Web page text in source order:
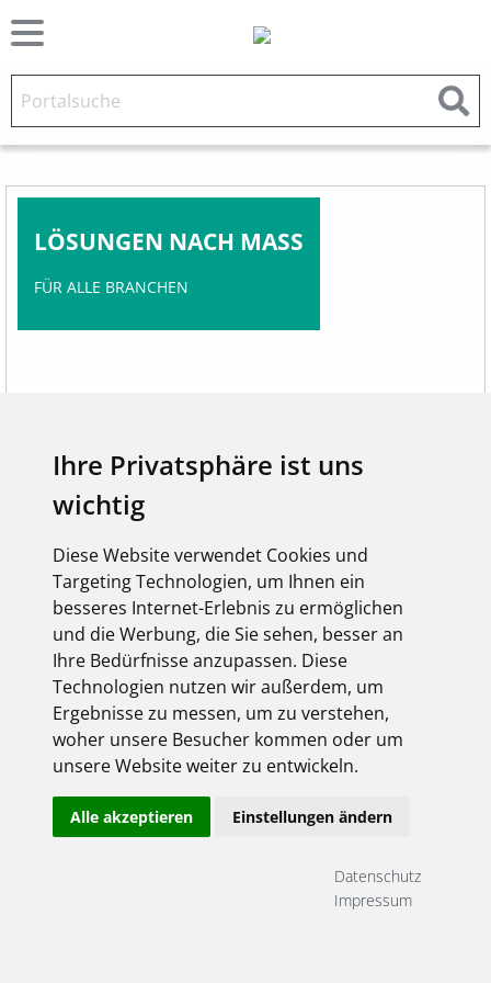
Ihre Privatsphäre ist uns
wichtig
Diese Website verwendet Cookies und
Targeting Technologien, um Ihnen ein
besseres Internet-Erlebnis zu ermöglichen
und die Werbung, die Sie sehen, besser an
Ihre Bedürfnisse anzupassen. Diese
Technologien nutzen wir außerdem, um
Ergebnisse zu messen, um zu verstehen,
woher unsere Besucher kommen oder um
unsere Website weiter zu entwickeln.
Alle akzeptieren Einstellungen ändern
Datenschutz
Impressum
LÖSUNGEN NACH MASS
FÜR ALLE BRANCHEN
mit den Industrieunternehmen unserer
Region gewachsen.
Jeden Schritt der Entwicklung unserer Kunden haben